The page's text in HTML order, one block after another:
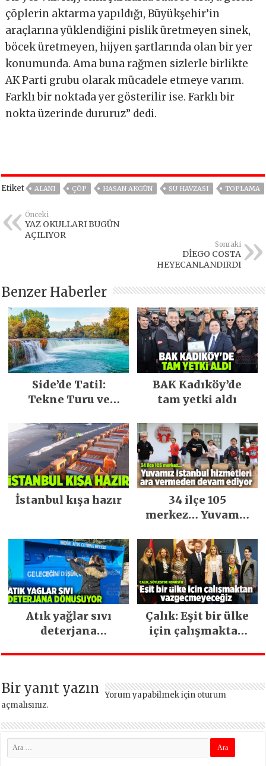
çöplerin aktarma yapıldığı, Büyükşehir’in
araçlarına yüklendiğini pislik üretmeyen sinek,
böcek üretmeyen, hijyen şartlarında olan bir yer
konumunda. Ama buna rağmen sizlerle birlikte
AK Parti grubu olarak mücadele etmeye varım.
Farklı bir noktada yer gösterilir ise. Farklı bir
nokta üzerinde dururuz” dedi.
Etiket ALANI ÇÖP HASAN AKGÜN SU HAVZASI TOPLAMA
Önceki
YAZ OKULLARI BUGÜN
AÇILIYOR
Sonraki
DİEGO COSTA
HEYECANLANDIRDI
Benzer Haberler
Side’de Tatil:
Tekne Turu ve
BAK Kadıköy’de
tam yetki aldı
İstanbul kışa hazır
34 ilçe 105
merkez… Yuvamız
ara vermeden
devam ediyor
Atık yağlar sıvı
deterjana
Çalık: Eşit bir ülke
için çalışmaktan
Bir yanıt yazın Yorum yapabilmek için oturum
açmalısınız.